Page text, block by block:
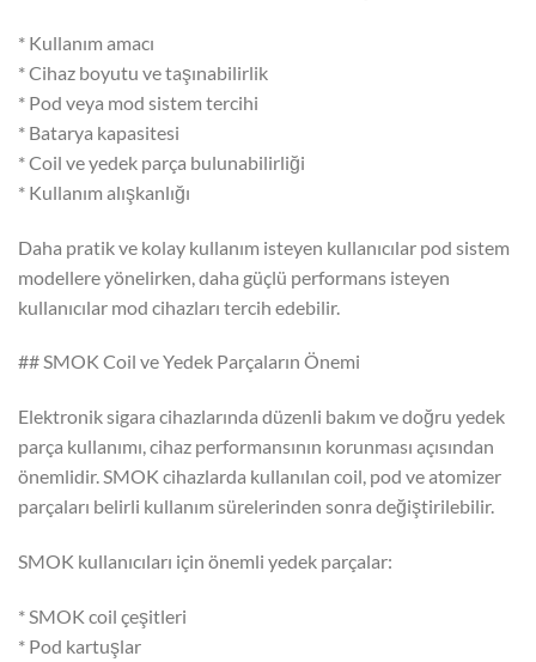
* Kullanım amacı
* Cihaz boyutu ve taşınabilirlik
* Pod veya mod sistem tercihi
* Batarya kapasitesi
* Coil ve yedek parça bulunabilirliği
* Kullanım alışkanlığı
Daha pratik ve kolay kullanım isteyen kullanıcılar pod sistem
modellere yönelirken, daha güçlü performans isteyen
kullanıcılar mod cihazları tercih edebilir.
## SMOK Coil ve Yedek Parçaların Önemi
Elektronik sigara cihazlarında düzenli bakım ve doğru yedek
parça kullanımı, cihaz performansının korunması açısından
önemlidir. SMOK cihazlarda kullanılan coil, pod ve atomizer
parçaları belirli kullanım sürelerinden sonra değiştirilebilir.
SMOK kullanıcıları için önemli yedek parçalar:
* SMOK coil çeşitleri
* Pod kartuşlar